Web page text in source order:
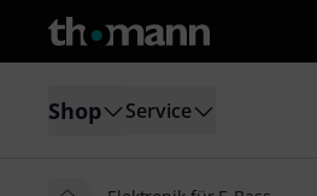
Shop Service